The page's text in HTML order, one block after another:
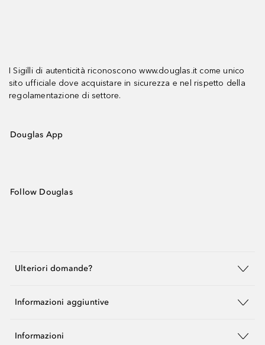
I Sigilli di autenticità riconoscono www.douglas.it come unico
sito ufficiale dove acquistare in sicurezza e nel rispetto della
regolamentazione di settore.
Douglas App
Follow Douglas
Ulteriori domande?
Informazioni aggiuntive
Informazioni